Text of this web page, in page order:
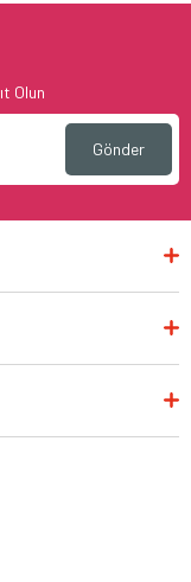
Olun
Gönder